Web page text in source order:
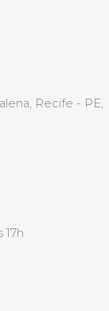
Recife - PE,
17h